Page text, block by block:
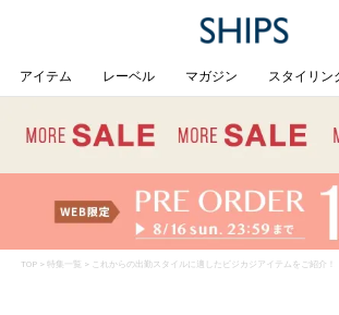
アイテム レーベル マガジン スタイリン
TOP> 特集一覧 > これからの出勤スタイルに適したビジカジアイテムをご紹介！